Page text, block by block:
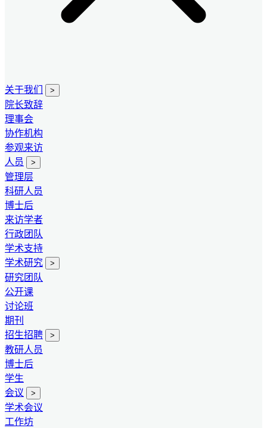
关于我们 >
院长致辞
理事会
协作机构
参观来访
人员
>
管理层
科研人员
博士后
来访学者
行政团队
学术支持
学术研究
>
研究团队
公开课
讨论班
期刊
招生招聘
>
教研人员
博士后
学生
会议
>
学术会议
工作坊